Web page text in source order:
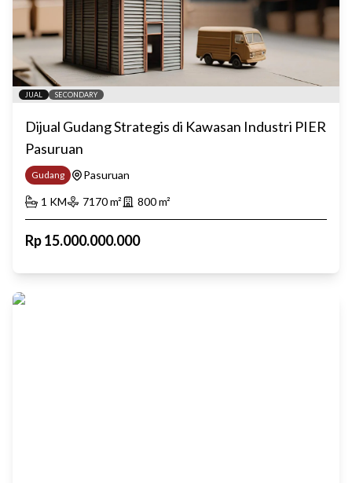
JUAL SECONDARY
Dijual Gudang Strategis di Kawasan Industri PIER
Pasuruan
Gudang
Pasuruan
1 KM 7170m² 800m²
Rp15.000.000.000